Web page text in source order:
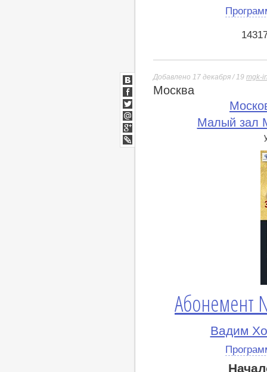
Добавлено 17 декабря / 19 mgk-
Москва
Малый зал
Абонемент
Вадим
ВКонтакте
Facebook
Twitter
Мой
Мир
Google+
lj